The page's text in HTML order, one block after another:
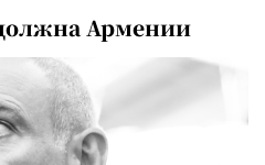
Армении